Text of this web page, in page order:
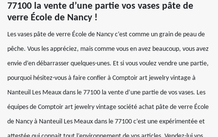
77100 la vente d’une partie vos vases pâte de
verre École de Nancy !
Les vases pâte de verre École de Nancy c’est comme un grain de peau de
pêche. Vous les appréciez, mais comme vous en avez beaucoup, vous avez
envie d’en débarrasser quelques-unes. Et si vous voulez vendre une partie,
pourquoi hésitez-vous à faire confier à Comptoir art jewelry vintage à
Nanteuil Les Meaux dans le 77100 la vente d’une partie de vos vases. Les
équipes de Comptoir art jewelry vintage société achat pâte de verre École
de Nancy à Nanteuil Les Meaux dans le 77100 c’est une expérimentée et